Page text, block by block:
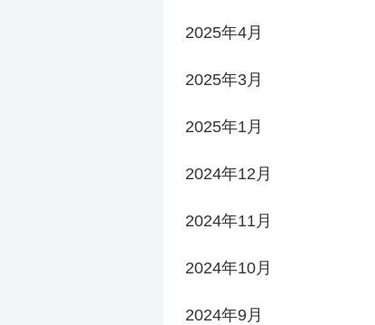
2025年4月
2025年3月
2025年1月
2024年12月
2024年11月
2024年10月
2024年9月